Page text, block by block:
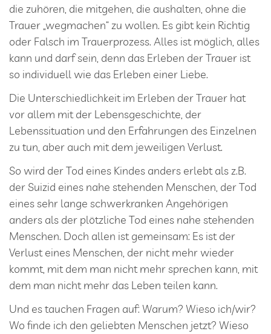
die zuhören, die mitgehen, die aushalten, ohne die
Trauer „wegmachen“ zu wollen. Es gibt kein Richtig
oder Falsch im Trauerprozess. Alles ist möglich, alles
kann und darf sein, denn das Erleben der Trauer ist
so individuell wie das Erleben einer Liebe.
Die Unterschiedlichkeit im Erleben der Trauer hat
vor allem mit der Lebensgeschichte, der
Lebenssituation und den Erfahrungen des Einzelnen
zu tun, aber auch mit dem jeweiligen Verlust.
So wird der Tod eines Kindes anders erlebt als z.B.
der Suizid eines nahe stehenden Menschen, der Tod
eines sehr lange schwerkranken Angehörigen
anders als der plötzliche Tod eines nahe stehenden
Menschen. Doch allen ist gemeinsam: Es ist der
Verlust eines Menschen, der nicht mehr wieder
kommt, mit dem man nicht mehr sprechen kann, mit
dem man nicht mehr das Leben teilen kann.
Und es tauchen Fragen auf: Warum? Wieso ich/wir?
Wo finde ich den geliebten Menschen jetzt? Wieso